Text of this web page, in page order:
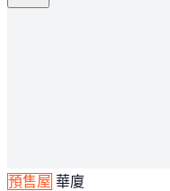
預售屋 華廈